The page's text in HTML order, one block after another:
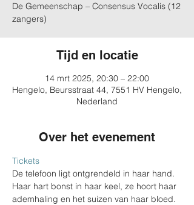
De Gemeenschap – Consensus Vocalis (12
zangers)
Tijd en locatie
14 mrt 2025, 20:30 – 22:00
Hengelo, Beursstraat 44, 7551 HV Hengelo,
Nederland
Over het evenement
Tickets
De telefoon ligt ontgrendeld in haar hand.
Haar hart bonst in haar keel, ze hoort haar
ademhaling en het suizen van haar bloed.